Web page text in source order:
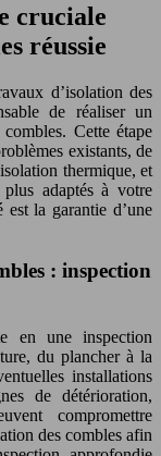
cruciale
réussie
d’isolation des
de réaliser un
Cette étape
existants, de
thermique, et
adaptés à votre
la garantie d’une
: inspection
en une inspection
du plancher à la
installations
de détérioration,
compromettre
des combles afin